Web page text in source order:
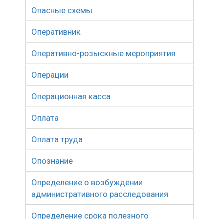
Опасные схемы
Оперативник
Оперативно-розыскные мероприятия
Операции
Операционная касса
Оплата
Оплата труда
Опознание
Определение о возбуждении
административного расследования
Определение срока полезного